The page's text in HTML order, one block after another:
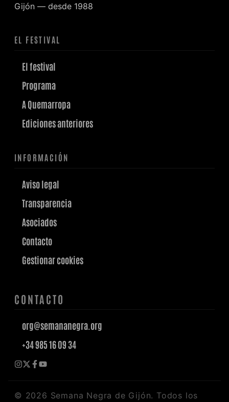
Gijón — desde 1988
EL FESTIVAL
El festival
Programa
A Quemarropa
Ediciones anteriores
INFORMACIÓN
Aviso legal
Transparencia
Asociados
Contacto
Gestionar cookies
CONTACTO
org@semananegra.org
+34 985 16 09 34
© 2026 Semana Negra de Gijón. Todos los